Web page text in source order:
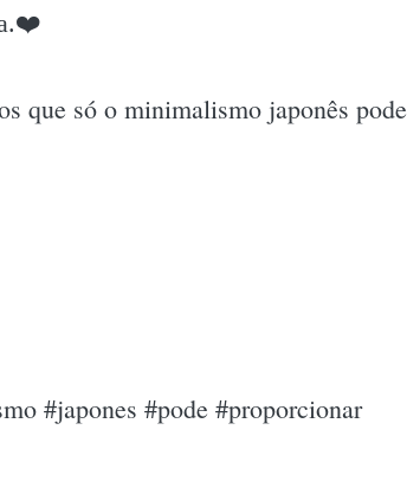
que só o minimalismo japonês pode
#japones #pode #proporcionar